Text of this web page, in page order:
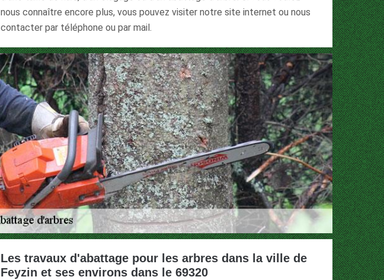
nous connaître encore plus, vous pouvez visiter notre site internet ou nous
contacter par téléphone ou par mail.
Les travaux d'abattage pour les arbres dans la ville de
Feyzin et ses environs dans le 69320